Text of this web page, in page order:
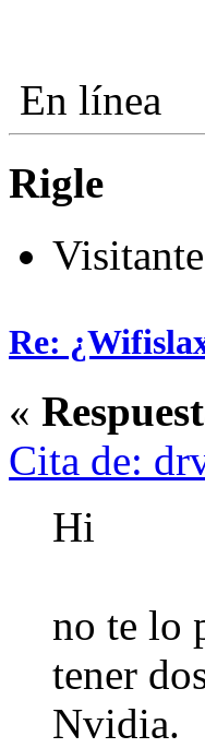
En línea
Rigle
Visitante
Re:
«
Cita de:
Hi
no te lo
tener
Nvidia.